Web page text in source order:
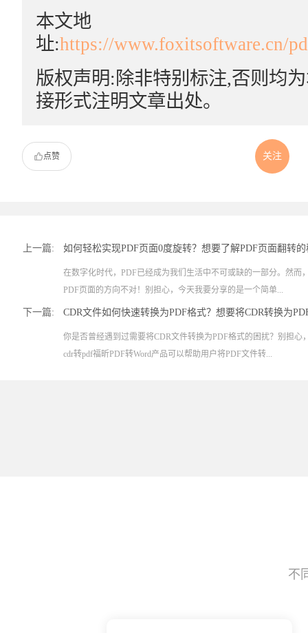
本文地
址:https://www.foxitsoftware.cn/
版权声明:除非特别标注,否则均
接形式注明文章出处。
点赞 关注
上一篇: 如何轻松实现PDF页面0度旋转？想要了解PDF页面翻转
在数字化时代，PDF已经成为我们生活中不可或缺的一部分。然而
PDF页面的方向不对！别担心，今天我要分享的是一个简单...
下一篇: CDR文件如何快速转换为PDF格式？想要将CDR转换为
你是否曾经遇到过需要将CDR文件转换为PDF格式的困扰？别担心
cdr转pdf福昕PDF转Word产品可以帮助用户将PDF文件转...
不